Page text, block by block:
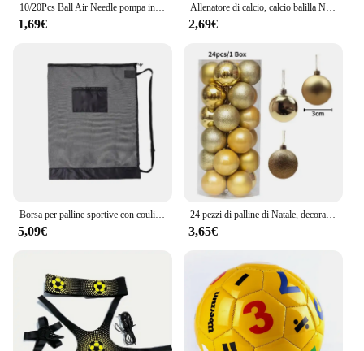
1,69€
Allenatore di calcio, calcio balilla Net KICKER, borsa porta palline da allenamento da Solo allenatore di giocoleria per ragazzi abilità di controllo per principianti
2,69€
5,09€
24 pezzi di palline di Natale, decorazioni per l'albero di Natale, ornamenti per la decorazione domestica, accessori per palline pendenti di Halloween, Capodanno
3,65€